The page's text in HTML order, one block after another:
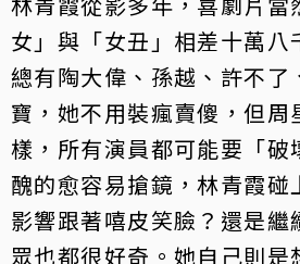
女」與「女丑」相差十萬八
總有陶大偉、孫越、許不了
寶，她不用裝瘋賣傻，但周
樣，所有演員都可能要「破
醜的愈容易搶鏡，林青霞碰
影響跟著嘻皮笑臉？還是繼
眾也都很好奇。她自己則是